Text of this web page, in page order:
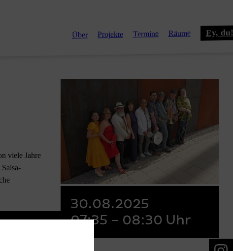
Über Projekte Termine Räume Ey, du!
viele Jahre
30.08.2025
07:35 – 08:30 Uhr